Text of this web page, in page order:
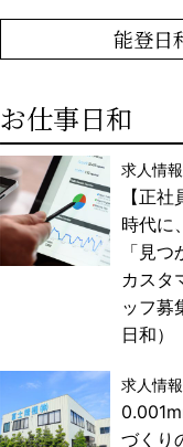
能登日
お仕事日和
求人情報
【正
時代に
「見つ
カスタ
ッフ募
日和）
求人情報
づくり